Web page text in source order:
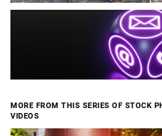
MORE FROM THIS SERIES OF STOCK
VIDEOS